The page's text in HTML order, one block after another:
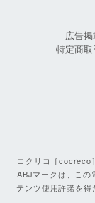
広告
特定商
コクリコ［cocreco
ABJマークは、この
テンツ使用許諾を